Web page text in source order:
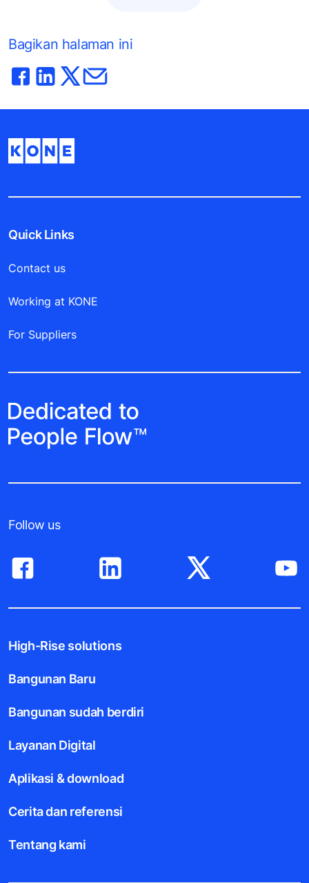
Bagikan halaman ini
Quick Links
Contact us
Working at KONE
For Suppliers
Follow us
High-Rise solutions
Bangunan Baru
Bangunan sudah berdiri
Layanan Digital
Aplikasi & download
Cerita dan referensi
Tentang kami